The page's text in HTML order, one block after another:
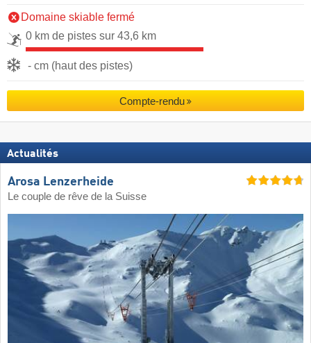
Domaine skiable fermé
0 km de pistes sur 43,6 km
- cm (haut des pistes)
Compte-rendu
Actualités
Arosa Lenzerheide
Le couple de rêve de la Suisse